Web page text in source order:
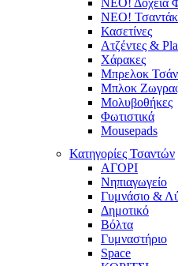
ΝΕΟ!
Κασετίνες
Ατζέντες &
Χάρακες
Μπρελοκ
Μπλοκ
Μολυβοθήκες
Φωτιστικά
Mousepads
Κατηγορίες Τσαντών
ΑΓΟΡΙ
Νηπιαγωγείο
Γυμνάσιο &
Δημοτικό
Βόλτα
Γυμναστήριο
Space